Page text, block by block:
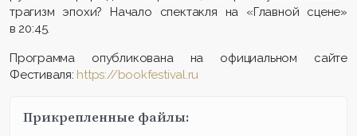
трагизм эпохи? Начало спектакля на «Главной сцене»
в 20:45.
Программа опубликована на официальном сайте
Фестиваля: https://bookfestival.ru
Прикрепленные файлы: